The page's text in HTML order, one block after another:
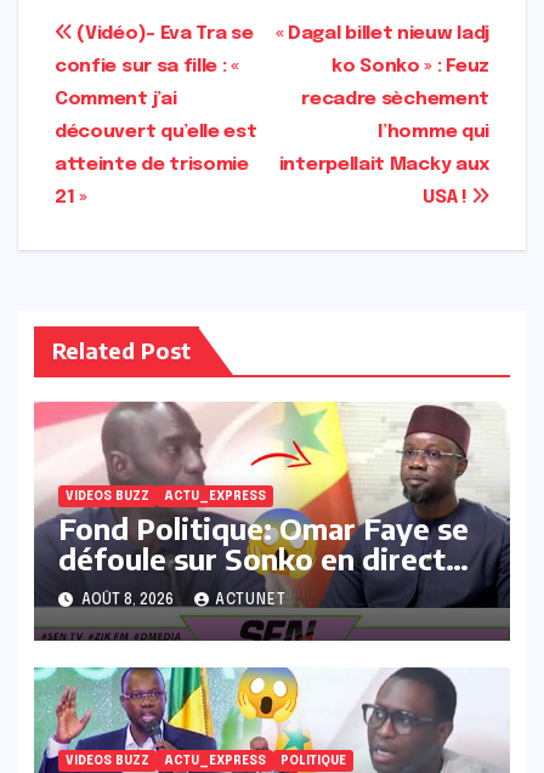
Navigation
de
l’article
« Dagal billet nieuw ladj
ko Sonko » : Feuz
recadre sèchement
l’homme qui
interpellait Macky aux
USA !
(Vidéo)- Eva Tra se
confie sur sa fille : «
Comment j’ai
découvert qu’elle est
atteinte de trisomie
21 »
Related Post
VIDEOS BUZZ ACTU_EXPRESS
Fond Politique: Omar Faye se
défoule sur Sonko en direct
« Nagnu wakh 37milliards
ASER Yi fane la…
AOÛT 8, 2026 ACTUNET
VIDEOS BUZZ ACTU_EXPRESS POLITIQUE